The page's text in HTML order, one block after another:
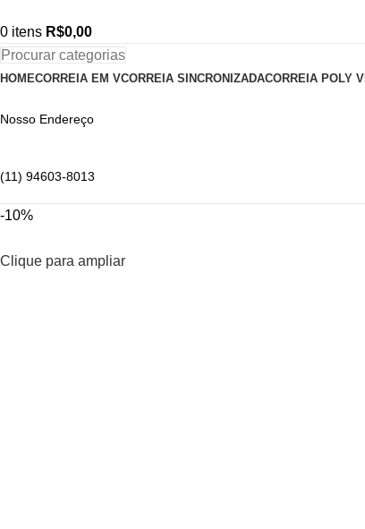
0 itens R$0,00
Procurar categorias
HOMECORREIA EM VCORREIA SINCRONIZADACORREIA POLY V
Nosso Endereço
(11) 94603-8013
-10%
Clique para ampliar